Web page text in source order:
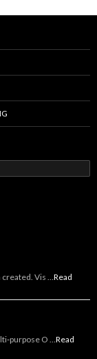
Vis … Read
O … Read